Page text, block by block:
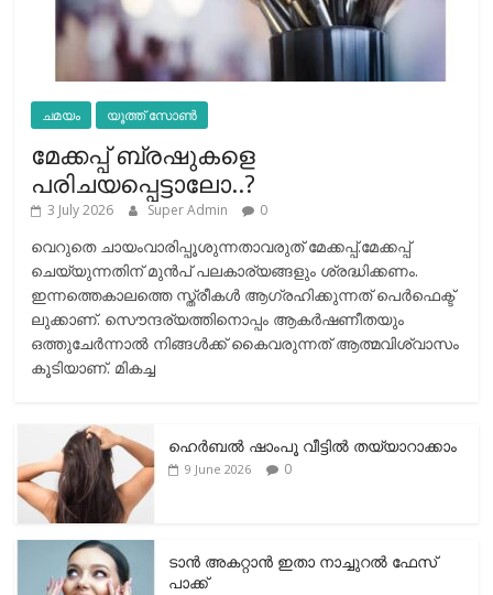
ചമയം യൂത്ത് സോൺ
മേക്കപ്പ് ബ്രഷുകളെ
പരിചയപ്പെട്ടാലോ..?
3 July 2026 Super Admin 0
വെറുതെ ചായംവാരിപ്പൂശുന്നതാവരുത് മേക്കപ്പ്.മേക്കപ്പ്
ചെയ്യുന്നതിന് മുന്‍പ് പലകാര്യങ്ങളും ശ്രദ്ധിക്കണം.
ഇന്നത്തെകാലത്തെ സ്ത്രീകള്‍ ആഗ്രഹിക്കുന്നത് പെര്‍ഫെക്ട്
ലുക്കാണ്. സൌന്ദര്യത്തിനൊപ്പം ആകര്‍ഷണീതയും
ഒത്തുചേര്‍ന്നാല്‍ നിങ്ങള്‍ക്ക് കൈവരുന്നത് ആത്മവിശ്വാസം
കൂടിയാണ്. മികച്ച
ഹെര്‍ബല്‍ ഷാംപൂ വീട്ടില്‍ തയ്യാറാക്കാം
9 June 2026 0
ടാന്‍ അകറ്റാന്‍ ഇതാ നാച്ചുറല്‍ ഫേസ്
പാക്ക്